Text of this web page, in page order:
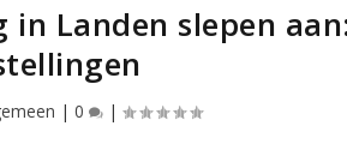
Landen slepen
| 0 |